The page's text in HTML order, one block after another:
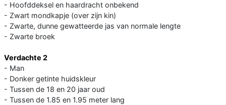
- Hoofddeksel en haardracht onbekend
- Zwart mondkapje (over zijn kin)
- Zwarte, dunne gewatteerde jas van normale lengte
- Zwarte broek
Verdachte 2
- Man
- Donker getinte huidskleur
- Tussen de 18 en 20 jaar oud
- Tussen de 1.85 en 1.95 meter lang